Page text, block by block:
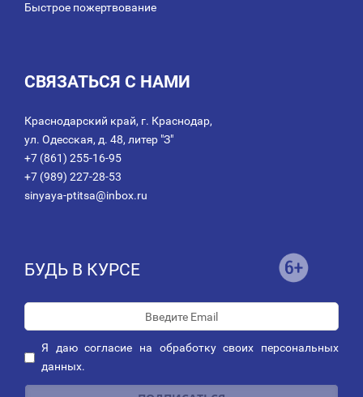
Быстрое пожертвование
СВЯЗАТЬСЯ С НАМИ
Краснодарский край, г. Краснодар,
ул. Одесская, д. 48, литер "З"
+7 (861) 255-16-95
+7 (989) 227-28-53
sinyaya-ptitsa@inbox.ru
БУДЬ В КУРСЕ
Я даюсогласие на обработку своих персональных
данных.